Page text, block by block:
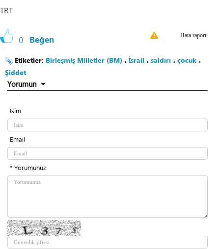
TRT
0 Beğen Hata raporu
Etiketler: Birleşmiş Milletler (BM) ، İsrail ، saldırı ، çocuk ،
Şiddet
Yorumun
İsim
Email
* Yorumunuz